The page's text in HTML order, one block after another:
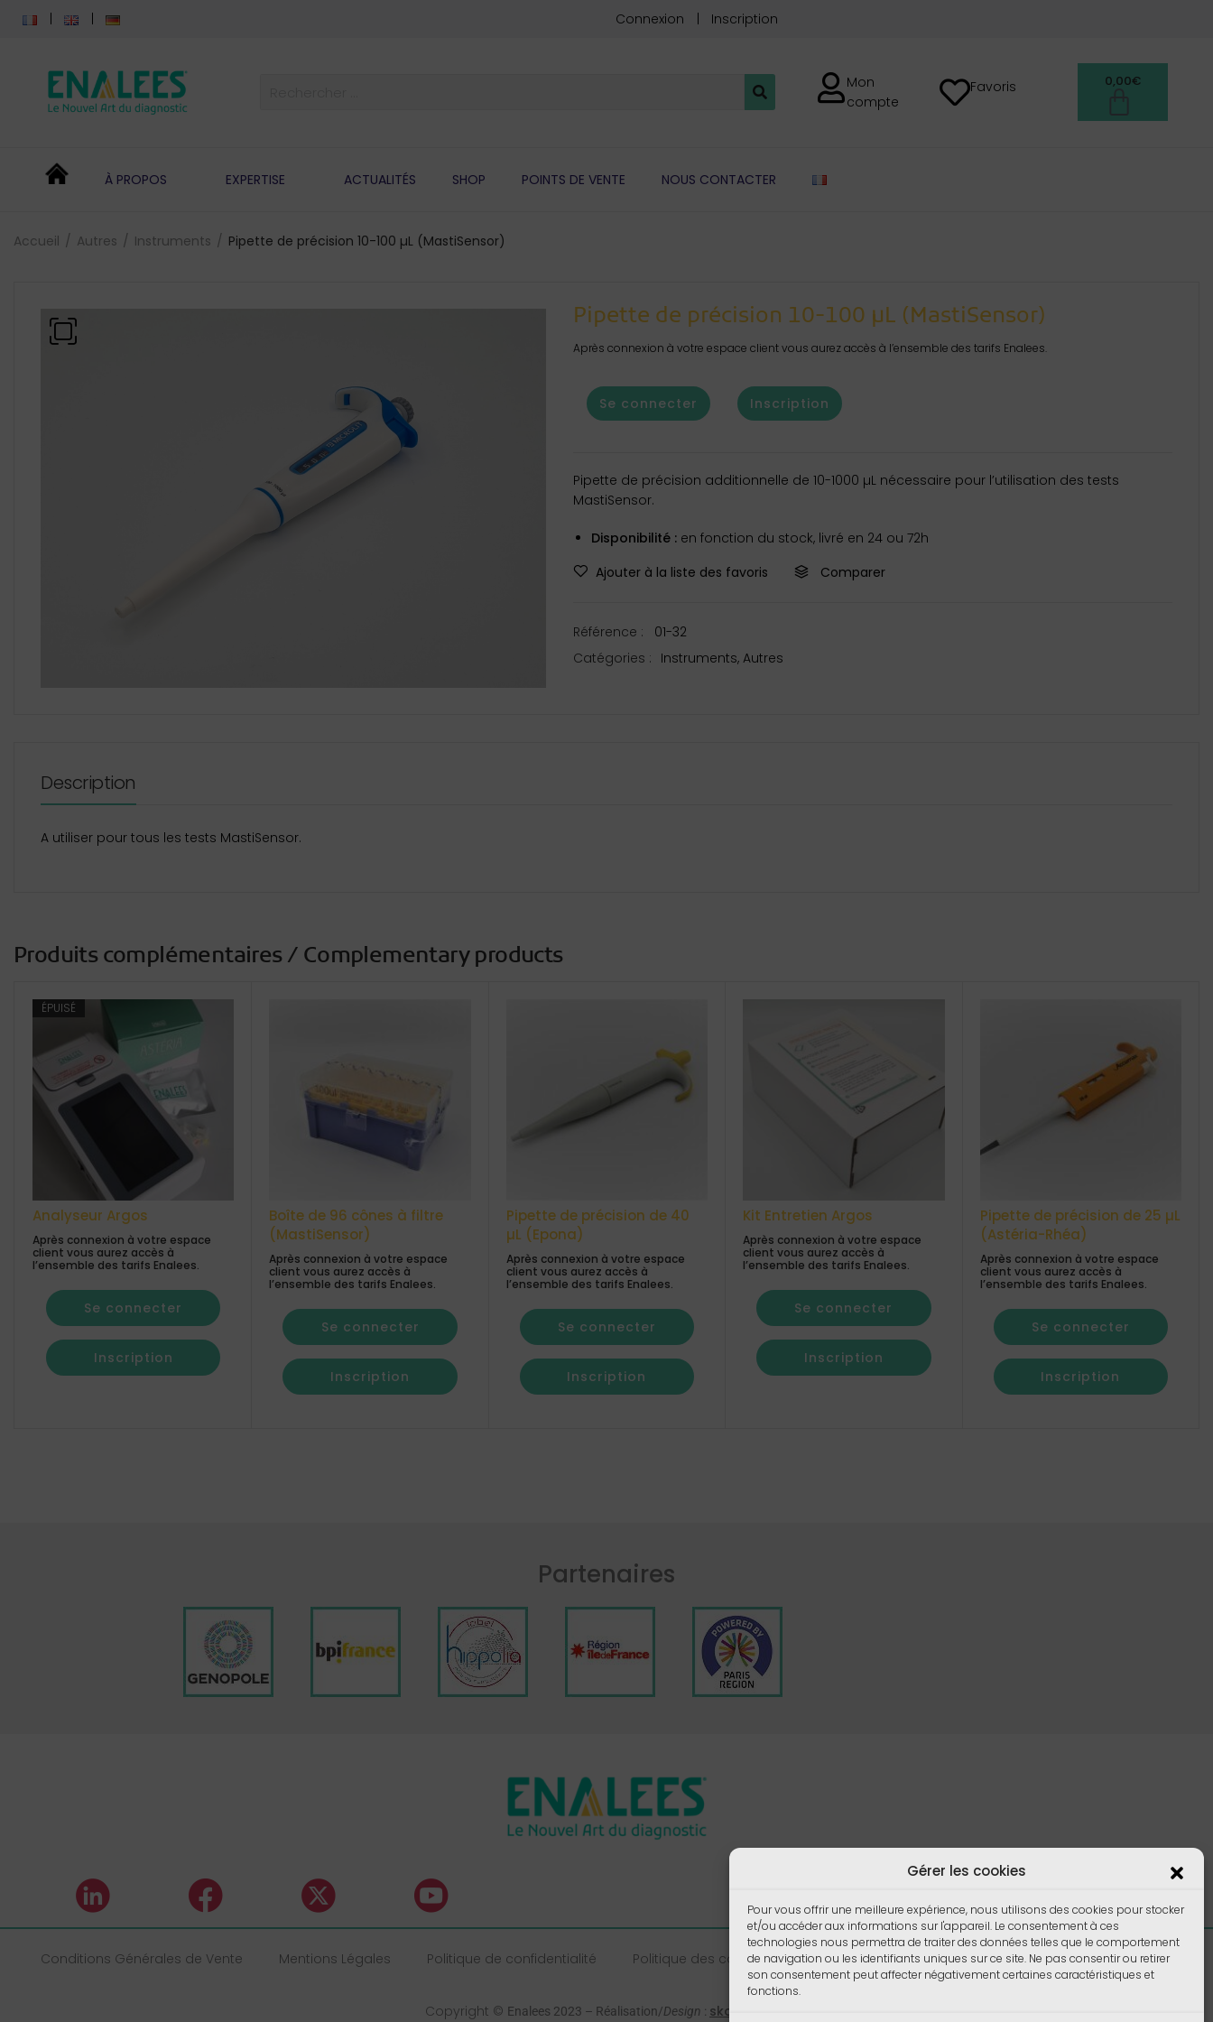
Gérer les cookies
Pour vous offrir une meilleure expérience, nous utilisons des cookies pour stocker
et/ou accéder aux informations sur l'appareil. Le consentement à ces
technologies nous permettra de traiter des données telles que le comportement
de navigation ou les identifiants uniques sur ce site. Ne pas consentir ou retirer
son consentement peut affecter négativement certaines caractéristiques et
fonctions.
Connexion Inscription
Mon
compte
Favoris 0,00€
À PROPOS EXPERTISE ACTUALITÉS SHOP POINTS DE VENTE NOUS CONTACTER
Accueil Autres Instruments Pipette de précision 10-100 µL (MastiSensor)
Pipette de précision 10-100 µL (MastiSensor)
Après connexion à votre espace client vous aurez accès à l’ensemble des tarifs Enalees.
Se connecter Inscription
Pipette de précision additionnelle de 10-1000 µL nécessaire pour l’utilisation des tests
MastiSensor.
Disponibilité : en fonction du stock, livré en 24 ou 72h
Ajouter à la liste des favoris
Comparer
Référence :
01-32
Catégories : Instruments,Autres
Description
A utiliser pour tous les tests MastiSensor.
Produits complémentaires / Complementary products
ÉPUISÉ
Analyseur Argos
Après connexion à votre espace
client vous aurez accès à
l’ensemble des tarifs Enalees.
Se connecter
Inscription
Boîte de 96 cônes à filtre
(MastiSensor)
Après connexion à votre espace
client vous aurez accès à
l’ensemble des tarifs Enalees.
Se connecter
Inscription
Pipette de précision de 40
µL (Epona)
Après connexion à votre espace
client vous aurez accès à
l’ensemble des tarifs Enalees.
Se connecter
Inscription
Kit Entretien Argos
Après connexion à votre espace
client vous aurez accès à
l’ensemble des tarifs Enalees.
Se connecter
Inscription
Pipette de précision de 25 µL
(Astéria-Rhéa)
Après connexion à votre espace
client vous aurez accès à
l’ensemble des tarifs Enalees.
Se connecter
Inscription
Partenaires
Conditions Générales de Vente Mentions Légales Politique de confidentialité Politique des cookies Foire aux Questions
Copyright © Enalees 2023 – Réalisation/Design : skalecom.fr